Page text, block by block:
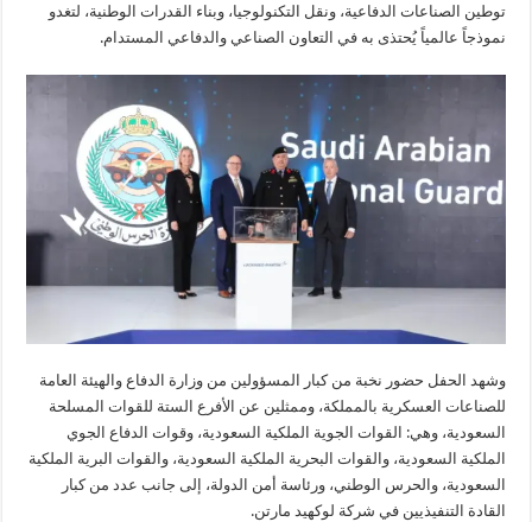
توطين الصناعات الدفاعية، ونقل التكنولوجيا، وبناء القدرات الوطنية، لتغدو
نموذجاً عالمياً يُحتذى به في التعاون الصناعي والدفاعي المستدام.
وشهد الحفل حضور نخبة من كبار المسؤولين من وزارة الدفاع والهيئة العامة
للصناعات العسكرية بالمملكة، وممثلين عن الأفرع الستة للقوات المسلحة
السعودية، وهي: القوات الجوية الملكية السعودية، وقوات الدفاع الجوي
الملكية السعودية، والقوات البحرية الملكية السعودية، والقوات البرية الملكية
السعودية، والحرس الوطني، ورئاسة أمن الدولة، إلى جانب عدد من كبار
القادة التنفيذيين في شركة لوكهيد مارتن.